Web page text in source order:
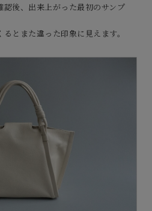
後、出来上がった最初のサンプ
とまた違った印象に見えます。